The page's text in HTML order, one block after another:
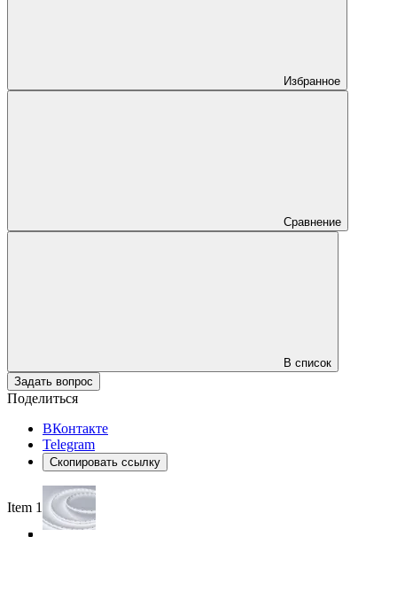
Избранное
Сравнение
В список
Задать вопрос
Поделиться
ВКонтакте
Telegram
Скопировать ссылку
Item 1 of 4